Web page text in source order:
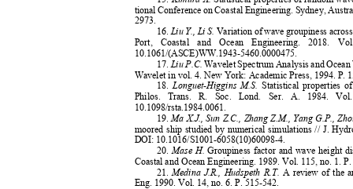
tional Conference on Coastal Engineering. Sydney,
2973.
16. Liu Y., Li S. Variation of wave groupiness
Port, Coastal and Ocean Engineering.2018.
10.1061/(ASCE)WW.1943-5460.0000475.
17. Liu P.C.Wavelet Spectrum Analysis and
Wavelet in vol. 4. New York: Academic Press, 1994. P.
18.Longuet-Higgins M.S.Statistical properties
Philos. Trans. R. Soc. Lond. Ser. A. 1984.
10.1098/rsta.1984.0061.
19.Ma X.J., Sun Z.C., Zhang Z.M., Yang G.P.,
moored ship studied by numerical simulations // J.
DOI: 10.1016/S1001-6058(10)60098-4.
20.Mase H.Groupiness factor and wave height
Coastal and Ocean Engineering. 1989. Vol. 115, no. 1.
21.Medina J.R., Hudspeth R.T. A review of the
Eng. 1990. Vol. 14, no. 6. P. 515-542.